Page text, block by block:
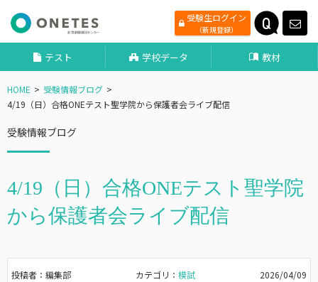
受験生ログイン
（新規登録）
テスト 学校データ 教材
HOME
受験情報ブログ
4/19（日）合格ONEテスト聖学院から保護者会ライブ配信
受験情報ブログ
4/19（日）合格ONEテスト聖学院
から保護者会ライブ配信
投稿者：編集部 カテゴリ： 模試 2026/04/09